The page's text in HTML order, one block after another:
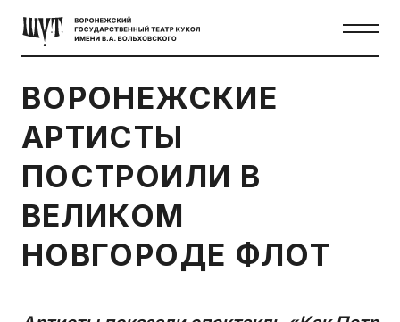
ВОРОНЕЖСКИЕ
АРТИСТЫ
ПОСТРОИЛИ В
ВЕЛИКОМ
НОВГОРОДЕ ФЛОТ